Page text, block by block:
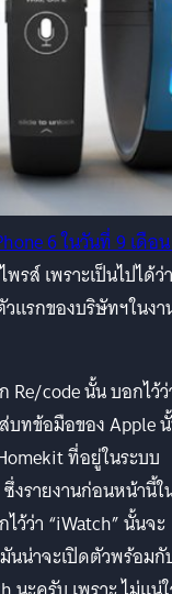
6 ในวันที่ 9 เดือ
รส์ เพราะเป็นไปได้ว่า
แรกของบริษัทฯในง
Re/code นั้น บอกไว้
บทข้อมือของ Apple
ที่อยู่ในระบบ
งรายงานก่อนหน้านี้ใ
ว้ว่า “iWatch” นั้นจะ
นน่าจะเปิดตัวพร้อมกั